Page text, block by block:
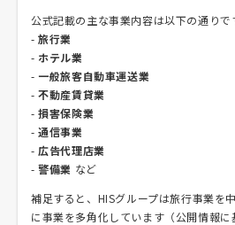
公式記載の主な事業内容は以下の通りで
-旅行業
- ホテル業
- 一般旅客自動車運送業
-不動産賃貸業
-損害保険業
-通信事業
- 広告代理店業
-警備業 など
補足すると、HISグループは旅行事業を
に事業を多角化しています（公開情報に